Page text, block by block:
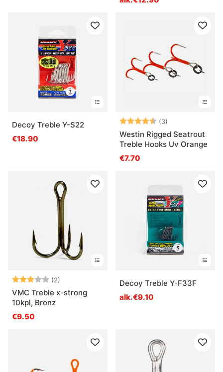
Decoy Treble Y-S22
€18.90
Arvio: (3)
Westin Rigged Seatrout
Treble Hooks Uv Orange
€7.70
Arvio: (2)
3.0 5:sta tähdestä
VMC Treble x-strong
10kpl, Bronz
€9.50
Decoy Treble Y-F33F
alk.€9.10